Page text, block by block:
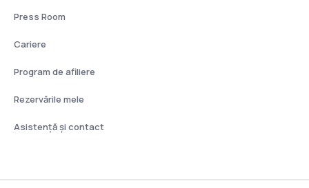
Press Room
Cariere
Program de afiliere
Rezervările mele
Asistenţă şi contact